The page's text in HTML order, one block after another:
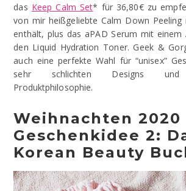
das Keep Calm Set* für 36,80€ zu
von mir heißgeliebte Calm Down
enthält, plus das aPAD Serum mit einem
den Liquid Hydration Toner. Geek &
auch eine perfekte Wahl für “unisex”
sehr schlichten Designs und
Produktphilosophie.
Weihnachten 2020
Geschenkidee 2:
Korean Beauty